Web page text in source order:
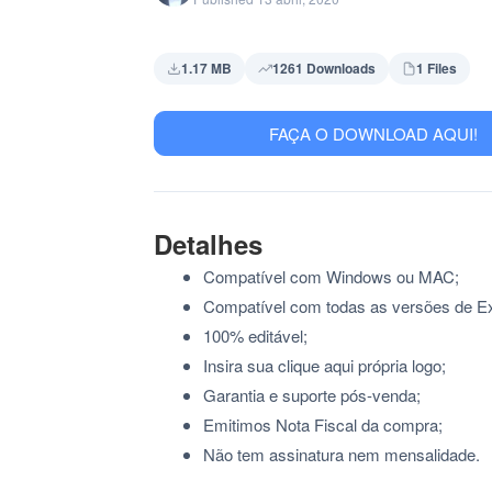
1.17 MB 1261 Downloads 1 Files
FAÇA O DOWNLOAD AQUI!
Detalhes
Compatível com Windows ou MAC;
Compatível com todas as versões de
100% editável;
Insira sua clique aqui própria logo;
Garantia e suporte pós-venda;
Emitimos Nota Fiscal da compra;
Não tem assinatura nem mensalidade.